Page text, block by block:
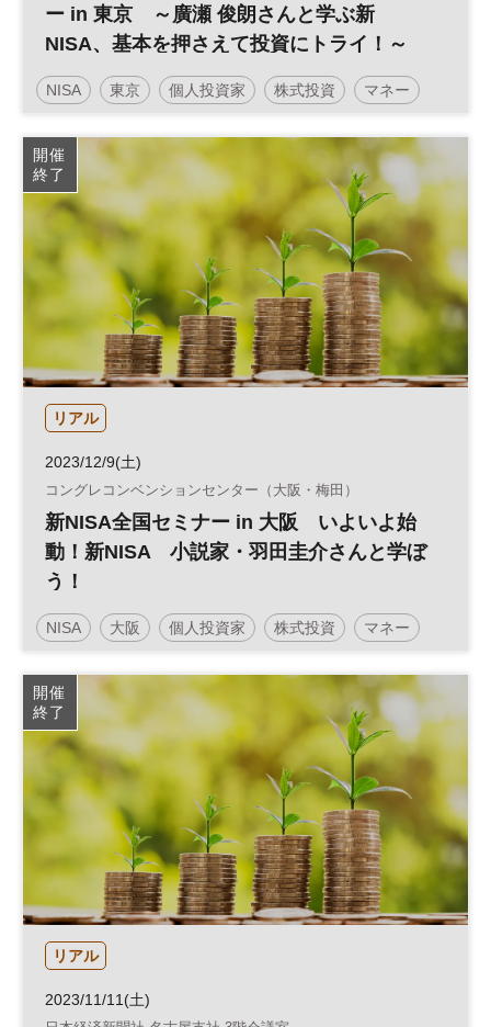
ー in 東京 ～廣瀬 俊朗さんと学ぶ新
NISA、基本を押さえて投資にトライ！～
NISA 東京 個人投資家 株式投資 マネー
資産形成 人生100年 日経ホール 資産運用
参加無料 土日祝開催
開催
終了
リアル
2023/12/9(土)
コングレコンベンションセンター（大阪・梅田）
新NISA全国セミナー in 大阪 いよいよ始
動！新NISA 小説家・羽田圭介さんと学ぼ
う！
NISA 大阪 個人投資家 株式投資 マネー
資産形成 人生100年 資産運用
参加無料
開催
終了
リアル
2023/11/11(土)